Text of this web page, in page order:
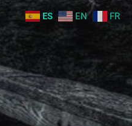
ES EN FR